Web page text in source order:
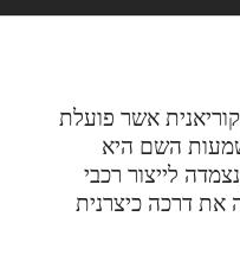
אשר פועלת
השם היא
לייצור רכבי
את דרכה כיצרנית